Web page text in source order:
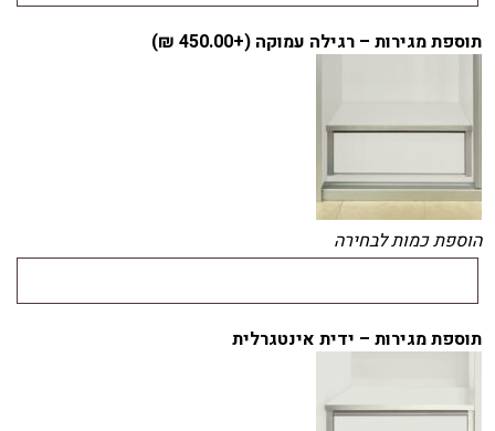
תוספת מגירות – רגילה עמוקה (+450.00
₪
)
הוספת כמות לבחירה
תוספת מגירות – ידית אינטגרלית